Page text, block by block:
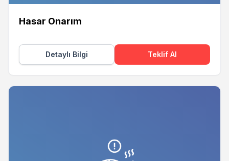
Hasar Onarım
Detaylı Bilgi Teklif Al